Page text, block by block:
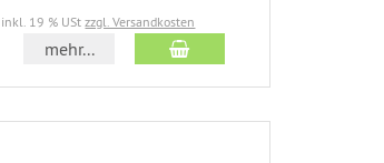
inkl. 19 % UStzzgl. Versandkosten
mehr...